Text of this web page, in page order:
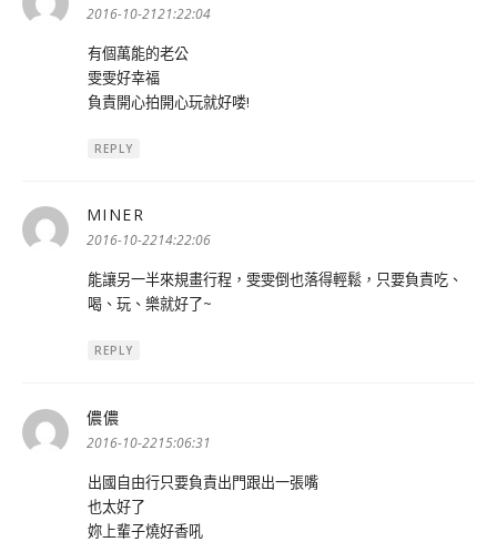
示:
2016-10-2121:22:04
有個萬能的老公
雯雯好幸福
負責開心拍開心玩就好喽!
REPLY
MINER
示:
2016-10-2214:22:06
能讓另一半來規畫行程，雯雯倒也落得輕鬆，只要負責吃、
喝、玩、樂就好了~
REPLY
儂儂
示:
2016-10-2215:06:31
出國自由行只要負責出門跟出一張嘴
也太好了
妳上輩子燒好香吼